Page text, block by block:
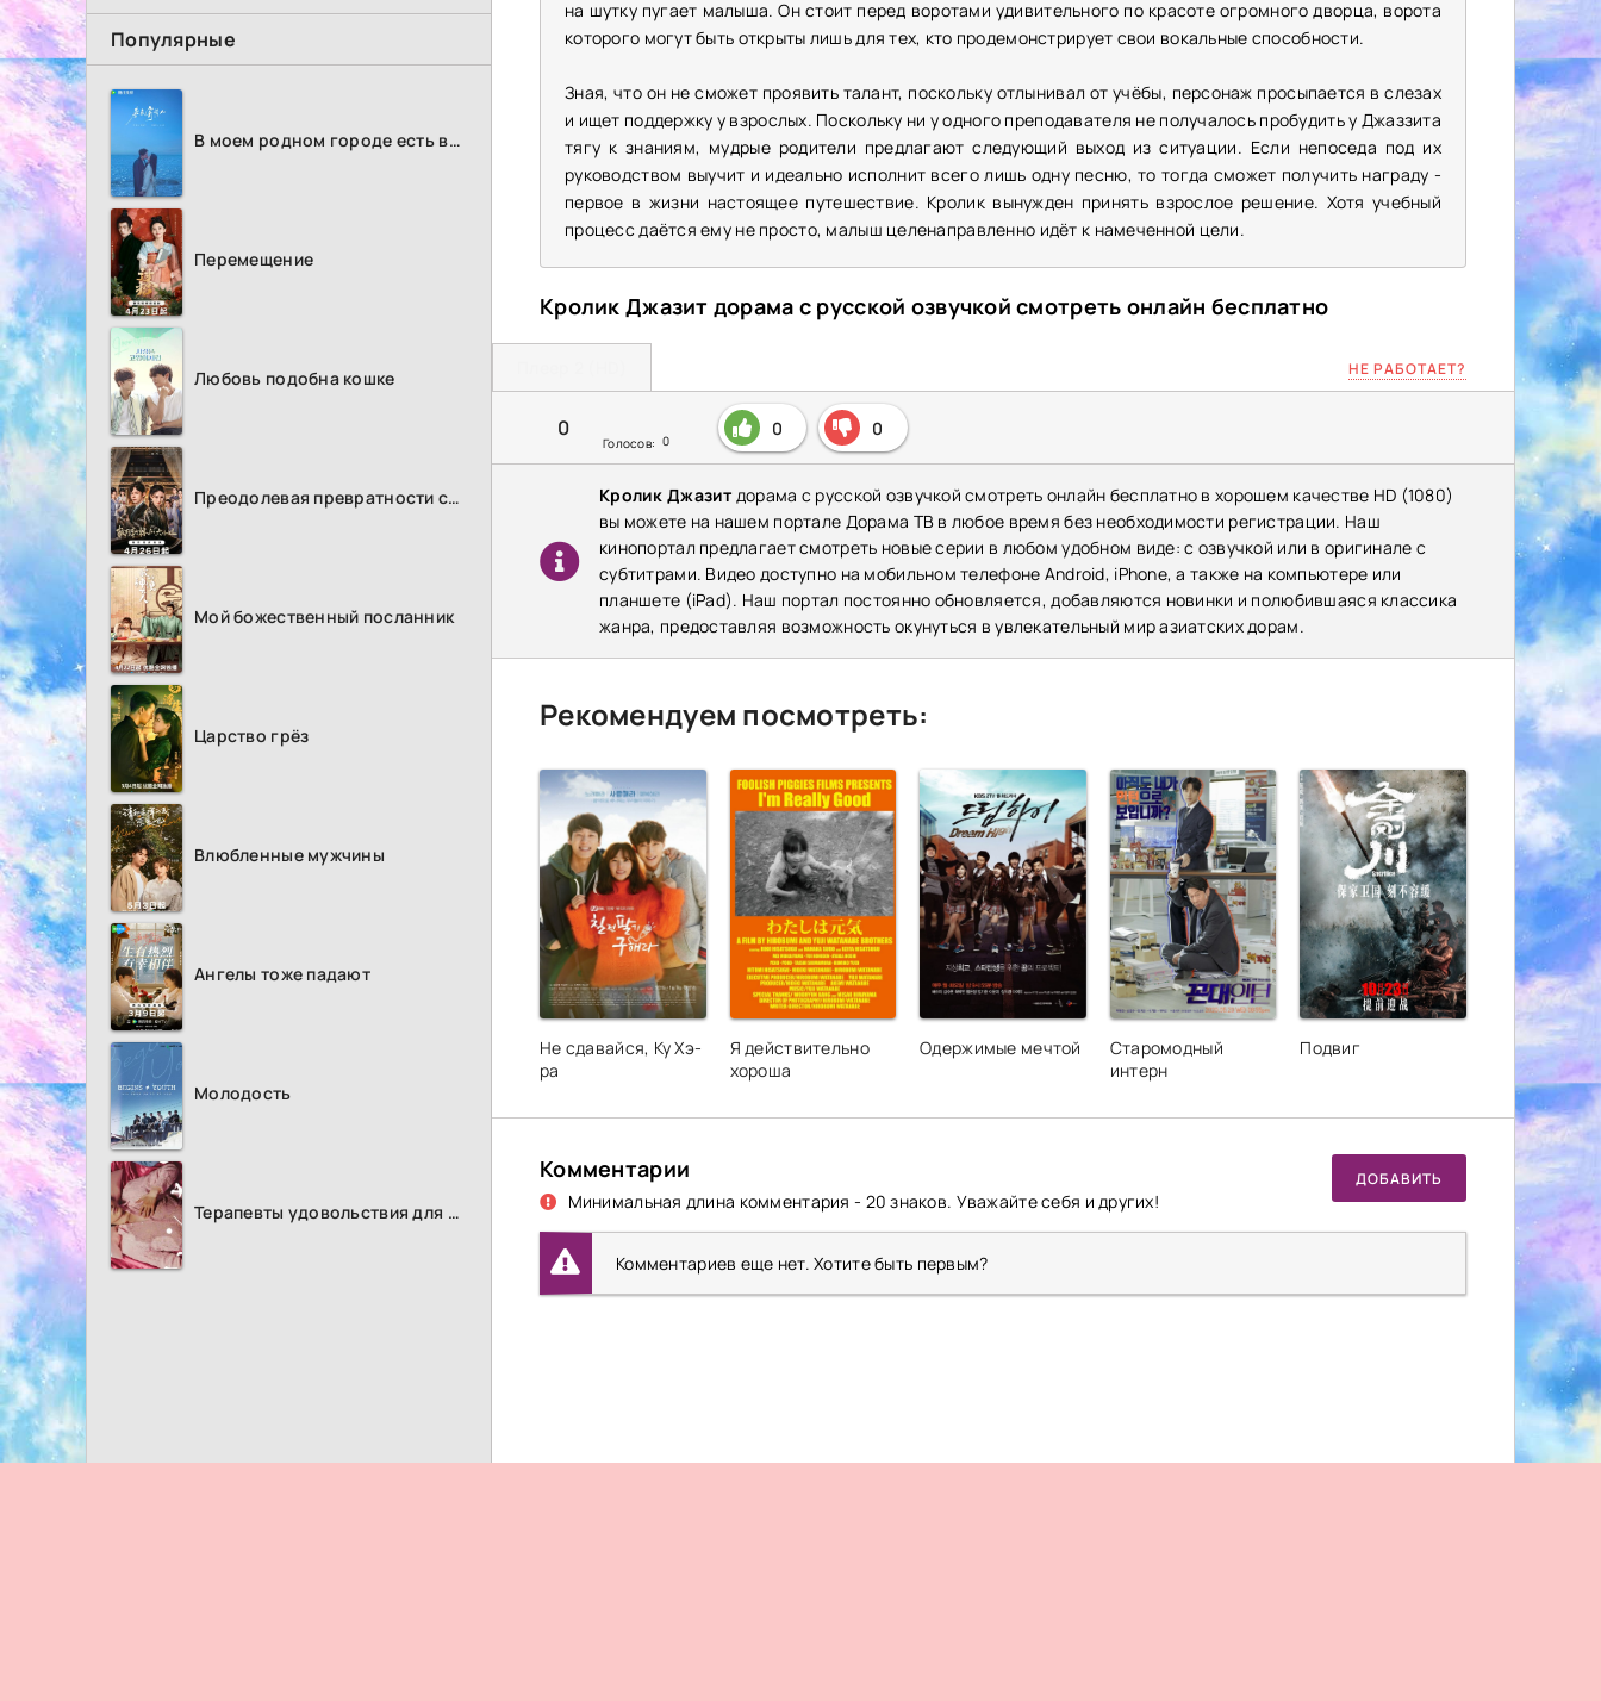
Популярные
В моем родном городе есть возлюбленный
Перемещение
Любовь подобна кошке
Преодолевая превратности судьбы
Мой божественный посланник
Царство грёз
Влюбленные мужчины
Ангелы тоже падают
Молодость
Терапевты удовольствия для женщин
на шутку пугает малыша. Он стоит перед воротами удивительного по красоте огромного дворца, ворота
которого могут быть открыты лишь для тех, кто продемонстрирует свои вокальные способности.
Зная, что он не сможет проявить талант, поскольку отлынивал от учёбы, персонаж просыпается в слезах
и ищет поддержку у взрослых. Поскольку ни у одного преподавателя не получалось пробудить у Джаззита
тягу к знаниям, мудрые родители предлагают следующий выход из ситуации. Если непоседа под их
руководством выучит и идеально исполнит всего лишь одну песню, то тогда сможет получить награду -
первое в жизни настоящее путешествие. Кролик вынужден принять взрослое решение. Хотя учебный
процесс даётся ему не просто, малыш целенаправленно идёт к намеченной цели.
Кролик Джазит дорама с русской озвучкой смотреть онлайн бесплатно
НЕ РАБОТАЕТ?
0
Голосов: 0
0 0
Кролик Джазит дорама с русской озвучкой смотреть онлайн бесплатно в хорошем качестве HD (1080)
вы можете на нашем портале Дорама ТВ в любое время без необходимости регистрации. Наш
кинопортал предлагает смотреть новые серии в любом удобном виде: с озвучкой или в оригинале с
субтитрами. Видео доступно на мобильном телефоне Android, iPhone, а также на компьютере или
планшете (iPad). Наш портал постоянно обновляется, добавляются новинки и полюбившаяся классика
жанра, предоставляя возможность окунуться в увлекательный мир азиатских дорам.
Рекомендуем посмотреть:
Не сдавайся, Ку Хэ-
ра
Я действительно
хороша
Одержимые мечтой
Старомодный
интерн
Подвиг
Комментарии
Минимальная длина комментария - 20 знаков. Уважайте себя и других!
ДОБАВИТЬ
Комментариев еще нет. Хотите быть первым?